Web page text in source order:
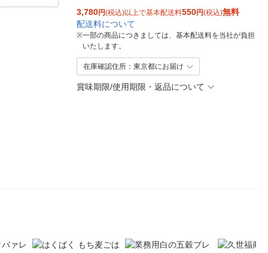
3,780円(税込)以上で基本配送料550円(税込)無料
配送料について
※一部の商品につきましては、基本配送料を当社が負担
いたします。
在庫確認住所：東京都にお届け
賞味期限/使用期限・返品について